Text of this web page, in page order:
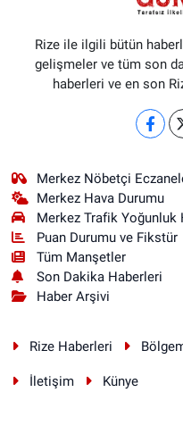
Rize ile ilgili bütün
gelişmeler ve tüm son
haberleri ve en son
Merkez Nöbetçi
Merkez Hava Durumu
Merkez Trafik Yoğunluk
Puan Durumu ve Fikstür
Tüm Manşetler
Son Dakika Haberleri
Haber Arşivi
Rize Haberleri
İletişim Künye